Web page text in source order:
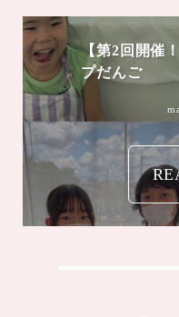
【第2回開催
プだんご